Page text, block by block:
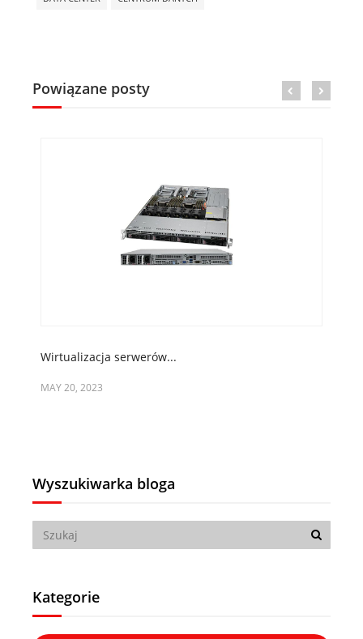
Powiązane posty
Wirtualizacja serwerów...
MAY 20, 2023
Wyszukiwarka bloga
Kategorie